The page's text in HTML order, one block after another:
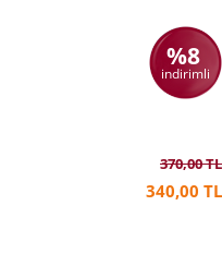
%8
indirimli
370,00 TL
340,00 TL